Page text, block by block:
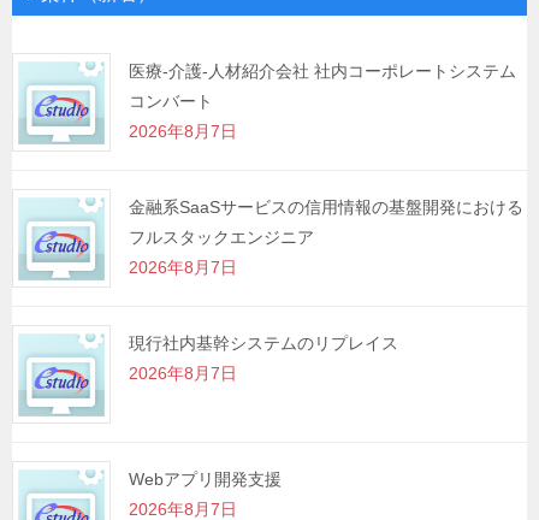
シ
ョ
ン
医療-介護-人材紹介会社 社内コーポレートシステム
コンバート
2026年8月7日
金融系SaaSサービスの信用情報の基盤開発における
フルスタックエンジニア
2026年8月7日
現行社内基幹システムのリプレイス
2026年8月7日
Webアプリ開発支援
2026年8月7日